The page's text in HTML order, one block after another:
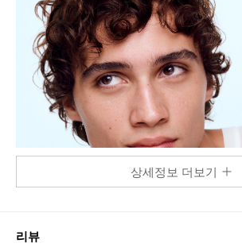
상세정보 더보기
리뷰